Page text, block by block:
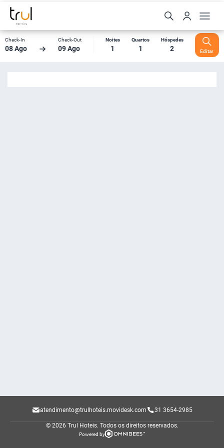
Check-In
08 Ago
Check-Out
09 Ago
Noites
1
Quartos
1
Hóspedes
2 Editar
atendimento@trulhoteis.movidesk.com 31 3654-2985
© 2026 Trul Hoteis. Todos os direitos reservados.
Powered by